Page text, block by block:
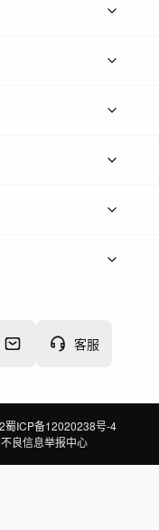
客服
蜀ICP备12020238号-4
良信息举报中心